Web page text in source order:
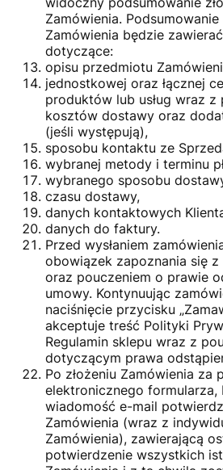
Zamówienia. Podsumowanie
Zamówienia będzie
dotyczące:
opisu przedmiotu
jednostkowej oraz łącznej
produktów lub usług wraz
kosztów dostawy oraz
(jeśli występują),
sposobu kontaktu ze
wybranej metody i terminu
wybranego sposobu
czasu dostawy,
danych kontaktowych
danych do faktury.
Przed wysłaniem
obowiązek zapoznania się z
oraz pouczeniem o prawie
umowy. Kontynuując
naciśnięcie przycisku
akceptuje treść Polityki
Regulamin sklepu wraz z
dotyczącym prawa
Po złożeniu Zamówienia za
elektronicznego formularza,
wiadomość e-mail
Zamówienia (wraz z
Zamówienia), zawierającą
potwierdzenie wszystkich